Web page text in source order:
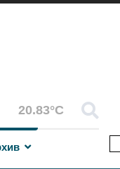
20.83°C